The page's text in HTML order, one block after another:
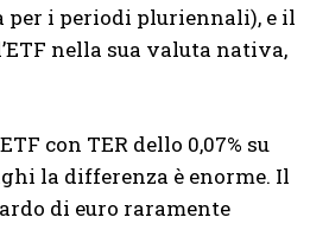
per i periodi pluriennali), e il
nella sua valuta nativa,
con TER dello 0,07% su
la differenza è enorme. Il
di euro raramente